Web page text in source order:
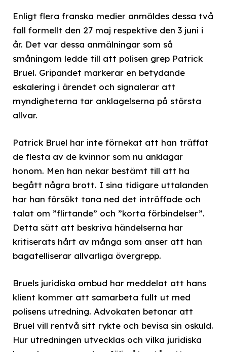
Enligt flera franska medier anmäldes dessa två
fall formellt den 27 maj respektive den 3 juni i
år. Det var dessa anmälningar som så
småningom ledde till att polisen grep Patrick
Bruel. Gripandet markerar en betydande
eskalering i ärendet och signalerar att
myndigheterna tar anklagelserna på största
allvar.
Patrick Bruel har inte förnekat att han träffat
de flesta av de kvinnor som nu anklagar
honom. Men han nekar bestämt till att ha
begått några brott. I sina tidigare uttalanden
har han försökt tona ned det inträffade och
talat om ”flirtande” och ”korta förbindelser”.
Detta sätt att beskriva händelserna har
kritiserats hårt av många som anser att han
bagatelliserar allvarliga övergrepp.
Bruels juridiska ombud har meddelat att hans
klient kommer att samarbeta fullt ut med
polisens utredning. Advokaten betonar att
Bruel vill rentvå sitt rykte och bevisa sin oskuld.
Hur utredningen utvecklas och vilka juridiska